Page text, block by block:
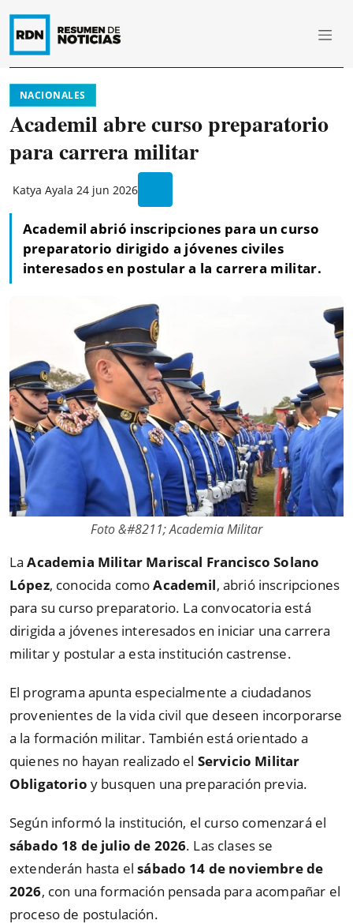
NACIONALES
Academil abre curso preparatorio
para carrera militar
Katya Ayala 24 jun 2026
Academil abrió inscripciones para un curso
preparatorio dirigido a jóvenes civiles
interesados en postular a la carrera militar.
Foto &#8211; Academia Militar
LaAcademia Militar Mariscal Francisco Solano
López, conocida comoAcademil, abrió inscripciones
para su curso preparatorio. La convocatoria está
dirigida a jóvenes interesados en iniciar una carrera
militar y postular a esta institución castrense.
El programa apunta especialmente a ciudadanos
provenientes de la vida civil que deseen incorporarse
a la formación militar. También está orientado a
quienes no hayan realizado el Servicio Militar
Obligatorio y busquen una preparación previa.
Según informó la institución, el curso comenzará el
sábado 18 de julio de 2026. Las clases se
extenderán hasta elsábado 14 de noviembre de
2026, con una formación pensada para acompañar el
proceso de postulación.